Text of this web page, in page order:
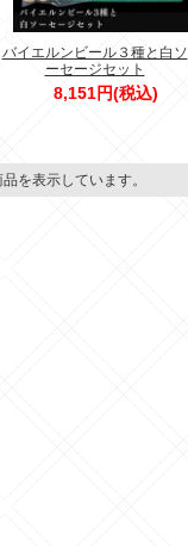
バイエルンビール３種と白ソ
ーセージセット
8,151円(税込)
を表示しています。